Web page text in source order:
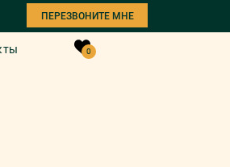
ПЕРЕЗВОНИТЕ МНЕ
0